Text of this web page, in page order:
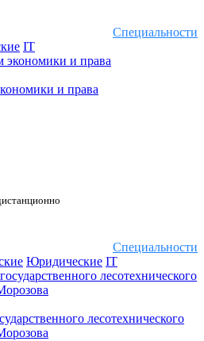
Специальности
IT
и права
Специальности
Юридические IT
лесотехнического